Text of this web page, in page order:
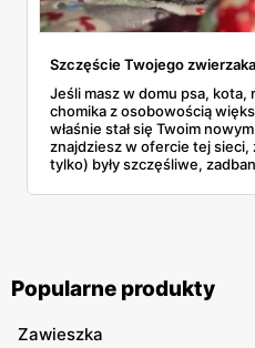
Szczęście Twojego
Jeśli masz w domu psa, kota,
chomika z osobowością
właśnie stał się Twoim
znajdziesz w ofercie tej sieci,
tylko) były szczęśliwe,
Popularne produkty
Zawieszka